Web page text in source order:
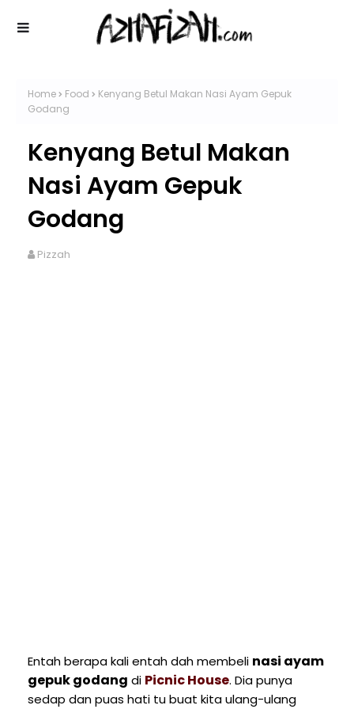
Home Food
Kenyang Betul Makan Nasi Ayam Gepuk
Godang
Kenyang Betul Makan
Nasi Ayam Gepuk
Godang
Pizzah
Entah berapa kali entah dah membeli nasi ayam
gepuk godang di Picnic House. Dia punya
sedap dan puas hati tu buat kita ulang-ulang